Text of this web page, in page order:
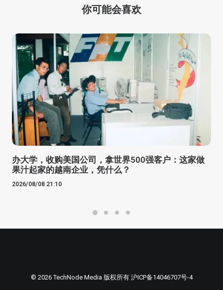
你可能会喜欢
办大学，收购美国公司，拿世界500强客户：这家做
果汁起家的越南企业，凭什么？
2026/08/08 21:10
© 2026 TechNode Media 版权所有 沪ICP备14046707号-4